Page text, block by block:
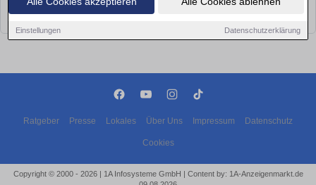
Einstellungen Datenschutzerklärung
Leider konnten wir derzeit keine passenden Objekte finden. Schauen Sie
bald wieder vorbei!
Ratgeber Presse Lokales Über Uns Impressum Datenschutz
Cookies
Copyright © 2000 - 2026 | 1A Infosysteme GmbH | Content by: 1A-Anzeigenmarkt.de